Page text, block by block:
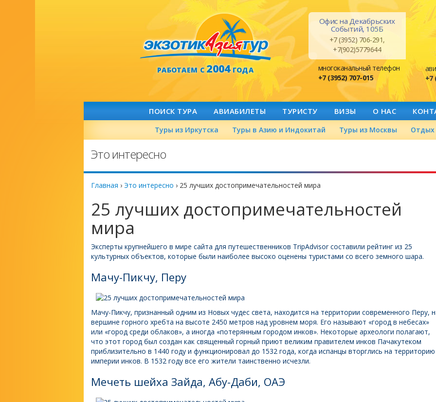
РАБОТАЕМ С2004ГОДА
Офис на Декабрьских
Событий, 105Б
+7 (3952) 706-291,
+7(902)5779644
многоканальный телефон
+7 (3952) 707-015
+7
ПОИСК ТУРА АВИАБИЛЕТЫ ТУРИСТУ ВИЗЫ О НАС
Туры из Иркутска Туры в Азию и Индокитай Туры из Москвы Отдых
Это интересно
Главная › Это интересно › 25 лучших достопримечательностей мира
25 лучших достопримечательностей
мира
Эксперты крупнейшего в мире сайта для путешественников TripAdvisor составили рейтинг из 25
культурных объектов, которые были наиболее высоко оценены туристами со всего земного шара.
Мачу-Пикчу, Перу
Мачу-Пикчу, признанный одним из Новых чудес света, находится на территории современного Перу,
вершине горного хребта на высоте 2450 метров над уровнем моря. Его называют «город в небесах»
или «город среди облаков», а иногда «потерянным городом инков». Некоторые археологи полагают,
что этот город был создан как священный горный приют великим правителем инков Пачакутеком
приблизительно в 1440 году и функционировал до 1532 года, когда испанцы вторглись на территорию
империи инков. В 1532 году все его жители таинственно исчезли.
Мечеть шейха Зайда, Абу-Даби, ОАЭ